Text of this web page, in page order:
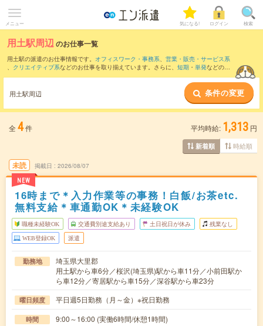
メニュー 気になる! ログイン 検索
用土駅周辺のお仕事一覧
用土駅の派遣のお仕事情報です。 オフィスワーク・事務系、 営業・販売・サービス系
、 クリエイティブ系などのお仕事を取り揃えています。さらに、 短期 ・ 単発などの期
また、籠原駅
など近隣駅のお仕事もご確認いただ
けます。
用土駅周辺 条件の変更
全 4件 平均時給: 1,313 円
新着順 時給順
未読
NEW
掲載日 2026/08/07
16時まで＊入力作業等の事務！白飯/お茶etc.
無料支給＊車通勤OK＊未経験OK
職種未経験OK 交通費別途支給あり 土日祝日が休み 残業なし
WEB登録OK 派遣
勤務地
埼玉県大里郡
用土駅から車6分／桜沢(埼玉県)駅から車11分／小前田駅か
ら車12分／寄居駅から車15分／深谷駅から車23分
曜日頻度 平日週5日勤務（月～金）※祝日勤務
時間 9:00～16:00 (実働6時間/休憩1時間)